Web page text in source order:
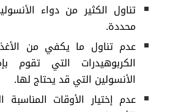
تناول الكثير من دواء
محددة.
عدم تناول ما يكفي من
الكربوهيدرات التي تقوم
الأنسولين التي قد يحتاج لها.
عدم إختيار الأوقات